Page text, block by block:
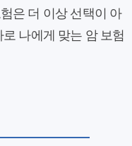
은 더 이상 선택이 아
나에게 맞는 암 보험